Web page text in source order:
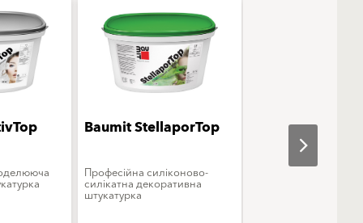
Baumit StellaporTop
Професійна силіконово-
силікатна декоративна
штукатурка
Baumit